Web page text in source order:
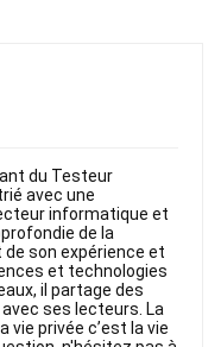
du Testeur
avec une
informatique et
de la
son expérience et
et technologies
il partage des
ses lecteurs. La
vie privée c’est la vie